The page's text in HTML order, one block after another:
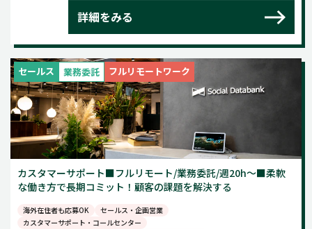
詳細をみる
セールス 業務委託 フルリモートワーク
カスタマーサポート■フルリモート/業務委託/週20h～■柔軟
な働き方で長期コミット！顧客の課題を解決する
海外在住者も応募OK
セールス・企画営業
カスタマーサポート・コールセンター